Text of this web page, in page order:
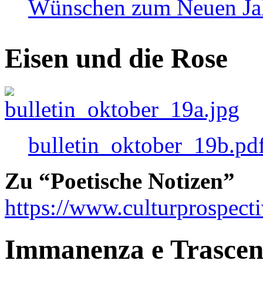
Wünschen zum Neuen
Eisen und die Rose
Zu “Poetische Notizen”
https://
Immanenza e